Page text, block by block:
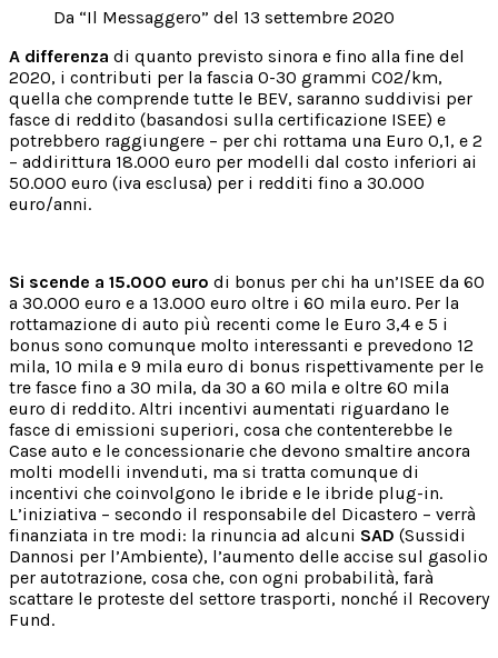
Da “Il Messaggero” del 13 settembre 2020
A differenza di quanto previsto sinora e fino alla fine del
2020, i contributi per la fascia 0-30 grammi CO2/km,
quella che comprende tutte le BEV, saranno suddivisi per
fasce di reddito (basandosi sulla certificazione ISEE) e
potrebbero raggiungere – per chi rottama una Euro 0,1, e 2
– addirittura 18.000 euro per modelli dal costo inferiori ai
50.000 euro (iva esclusa) per i redditi fino a 30.000
euro/anni.
Si scende a 15.000 euro di bonus per chi ha un’ISEE da 60
a 30.000 euro e a 13.000 euro oltre i 60 mila euro. Per la
rottamazione di auto più recenti come le Euro 3,4 e 5 i
bonus sono comunque molto interessanti e prevedono 12
mila, 10 mila e 9 mila euro di bonus rispettivamente per le
tre fasce fino a 30 mila, da 30 a 60 mila e oltre 60 mila
euro di reddito. Altri incentivi aumentati riguardano le
fasce di emissioni superiori, cosa che contenterebbe le
Case auto e le concessionarie che devono smaltire ancora
molti modelli invenduti, ma si tratta comunque di
incentivi che coinvolgono le ibride e le ibride plug-in.
L’iniziativa – secondo il responsabile del Dicastero – verrà
finanziata in tre modi: la rinuncia ad alcuni SAD (Sussidi
Dannosi per l’Ambiente), l’aumento delle accise sul gasolio
per autotrazione, cosa che, con ogni probabilità, farà
scattare le proteste del settore trasporti, nonché il Recovery
Fund.